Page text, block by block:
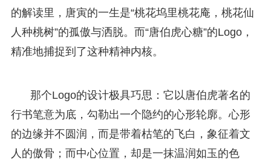
的解读里，唐寅的一生是“桃花坞里桃花庵，桃花仙
人种桃树”的孤傲与洒脱。而“唐伯虎心糖”的Logo，
精准地捕捉到了这种精神内核。
那个Logo的设计极具巧思：它以唐伯虎著名的
行书笔意为底，勾勒出一个隐约的心形轮廓。心形
的边缘并不圆润，而是带着枯笔的飞白，象征着文
人的傲骨；而中心位置，却是一抹温润如玉的色